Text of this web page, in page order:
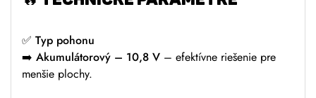
✅ Typ pohonu
➡️ Akumulátorový – 10,8 V – efektívne riešenie pre
menšie plochy.